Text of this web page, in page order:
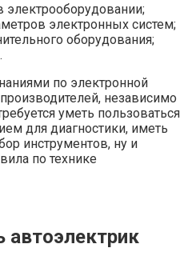
электронных систем;
оборудования;
по электронной
независимо
уметь пользоваться
для диагностики, иметь
инструментов, ну и
по технике
автоэлектрик